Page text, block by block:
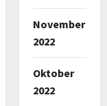
November
2022
Oktober
2022